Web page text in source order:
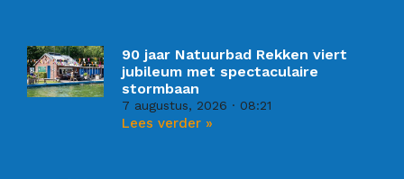
90 jaar Natuurbad Rekken viert
jubileum met spectaculaire
stormbaan
7 augustus, 2026 08:21
Lees verder »